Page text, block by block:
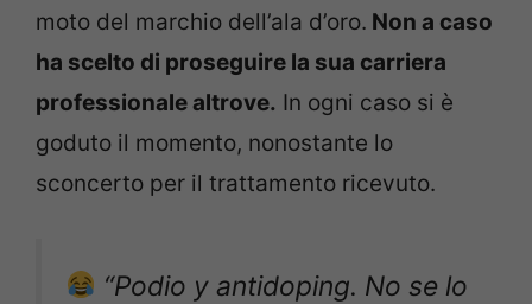
moto del marchio dell’ala d’oro. Non a caso
ha scelto di proseguire la sua carriera
professionale altrove. In ogni caso si è
goduto il momento, nonostante lo
sconcerto per il trattamento ricevuto.
“Podio y antidoping. No se lo